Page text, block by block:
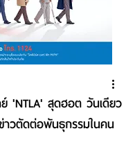
'NTLA' สุดฮอต วันเดียว
าวตัดต่อพันธุกรรมในคน